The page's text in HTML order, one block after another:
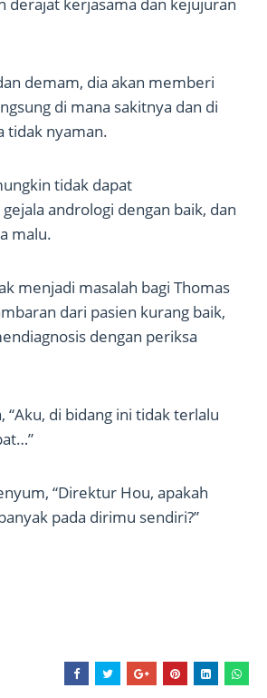
demam, dia akan memberi
di mana sakitnya dan di
tidak nyaman.
tidak dapat
andrologi dengan baik, dan
malu.
menjadi masalah bagi Thomas
dari pasien kurang baik,
dengan periksa
“Aku, di bidang ini tidak terlalu
“Direktur Hou, apakah
pada dirimu sendiri?”